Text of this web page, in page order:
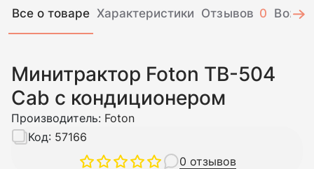
Все о товаре Характеристики Отзывов 0
Минитрактор Foton TB-504
Cab с кондиционером
Производитель: Foton
0 отзывов
Код: 57166